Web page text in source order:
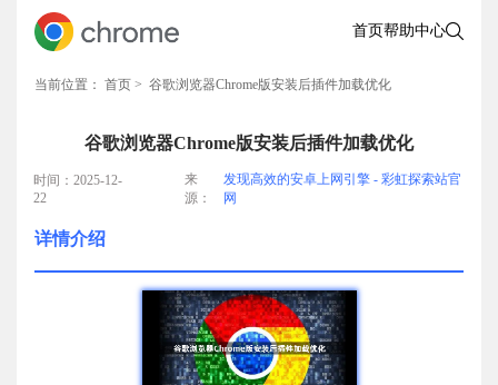
首页帮助中心
当前位置： 首页 > 谷歌浏览器Chrome版安装后插件加载优化
谷歌浏览器Chrome版安装后插件加载优化
时间：2025-12-
22
来
源：
发现高效的安卓上网引擎 - 彩虹探索站官
网
详情介绍